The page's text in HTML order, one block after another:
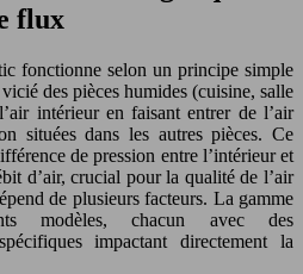
flux
fonctionne selon un principe simple
des pièces humides (cuisine, salle
intérieur en faisant entrer de l’air
situées dans les autres pièces. Ce
de pression entre l’intérieur et
d’air, crucial pour la qualité de l’air
de plusieurs facteurs. La gamme
modèles, chacun avec des
impactant directement la